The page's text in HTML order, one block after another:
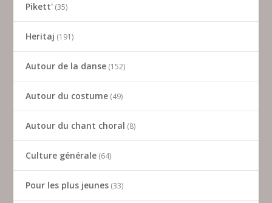
Pikett' 35
Heritaj 191
Autour de la danse 152
Autour du costume 49
Autour du chant choral 8
Culture générale 64
Pour les plus jeunes 33